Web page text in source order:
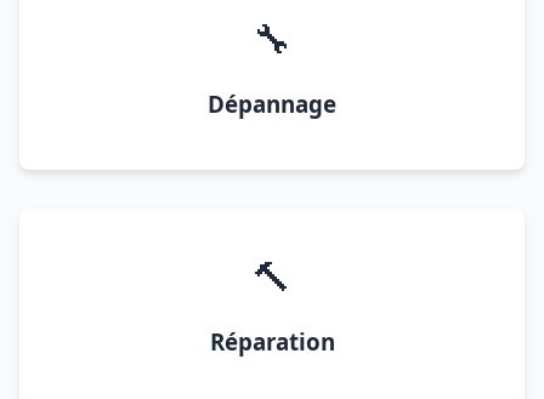
🔧
Dépannage
🔨
Réparation